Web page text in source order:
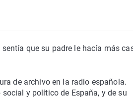
que su padre le hacía más
de archivo en la radio española.
y político de España, y de su